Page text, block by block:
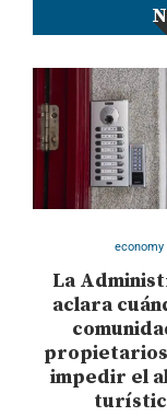
economy
La
aclara
impedir el